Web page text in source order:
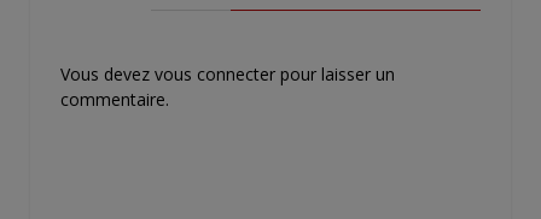
Vous devez vous connecter pour laisser un
commentaire.